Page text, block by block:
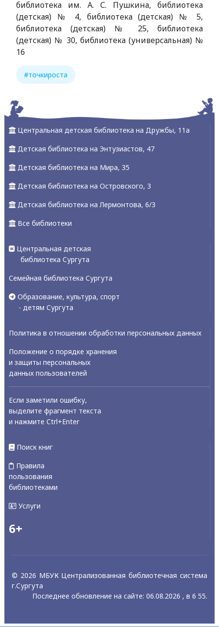
библиотека им. А. С. Пушкина, библиотека
(детская) № 4, библиотека (детская) № 5,
библиотека (детская) № 25, библиотека
(детская) № 30, библиотека (универсальная) №
16
#точкироста
Центральная детская библиотека на Дружбы, 11а
Детская библиотека на Энтузиастов, 47
Детская библиотека на Мира, 35
Детская библиотека на Островского, 3
Детская библиотека на Лермонтова, 6/3
Все библиотеки
Центральная детская
библиотека Сургута
Семейная библиотека Сургута
Образование, культура, спорт
- детям Сургута
Политика в отношении обработки персональных данных
Положение о порядке хранения
и защиты персональных
данных пользователей
Если заметили ошибку,
выделите фрагмент текста
и нажмите Ctrl+Enter
Поиск книг
Правила
пользования
библиотеками
Услуги
6+
© 2026 МБУК Централизованная библиотечная система
г.Сургута
Последнее обновление на сайте: 06.08.2026 , в 6 55.